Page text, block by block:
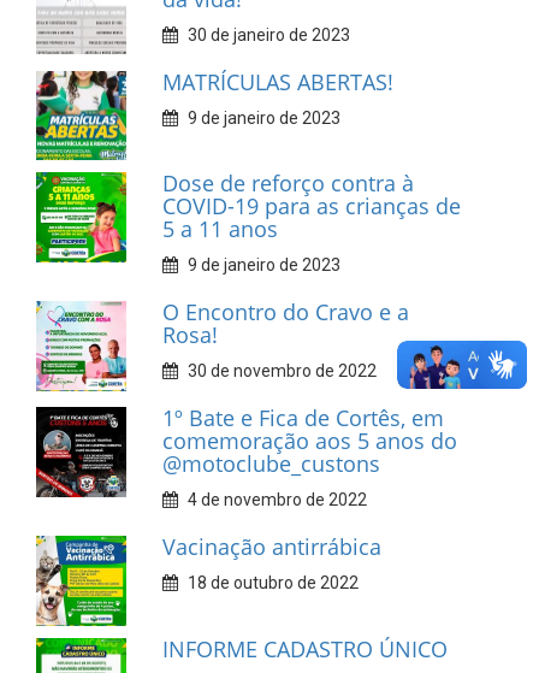
30 de janeiro de 2023
MATRÍCULAS ABERTAS!
9 de janeiro de 2023
Dose de reforço contra à
COVID-19 para as crianças de
5 a 11 anos
9 de janeiro de 2023
O Encontro do Cravo e a
Rosa!
30 de novembro de 2022
1º Bate e Fica de Cortês, em
comemoração aos 5 anos do
@motoclube_custons
4 de novembro de 2022
Vacinação antirrábica
18 de outubro de 2022
INFORME CADASTRO ÚNICO